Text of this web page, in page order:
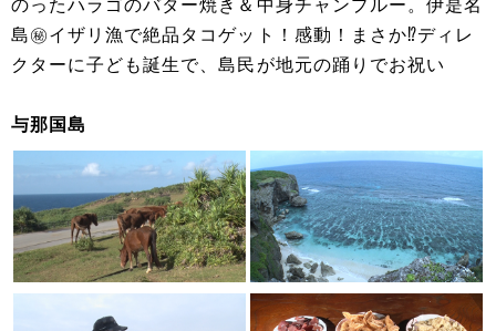
のったハラゴのバター焼き＆中身チャンプルー。伊是名
島㊙イザリ漁で絶品タコゲット！感動！まさか⁉ディレ
クターに子ども誕生で、島民が地元の踊りでお祝い
与那国島